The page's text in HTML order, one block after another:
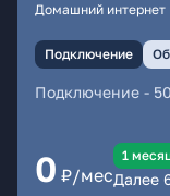
Домашний интернет
Подключение
Подключение -
0 ₽/мес
1
Далее